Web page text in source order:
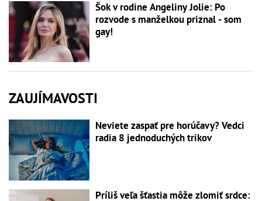
Šok v rodine Angeliny Jolie: Po
rozvode s manželkou priznal - som
gay!
ZAUJÍMAVOSTI
Neviete zaspať pre horúčavy? Vedci
radia 8 jednoduchých trikov
Príliš veľa šťastia môže zlomiť srdce: